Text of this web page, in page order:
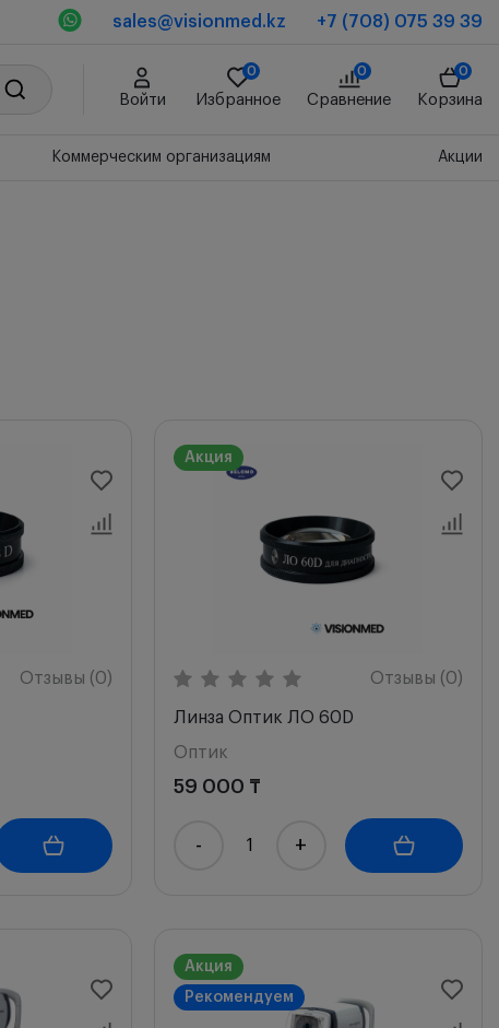
sales@visionmed.kz +7 (708) 075 39 39
Войти
0
Избранное
0
Сравнение
0
Корзина
Коммерческим организациям Акции
Отзывы (0)
Акция
Отзывы (0)
Линза Оптик ЛО 60D
Оптик
59 000 ₸
- +
Акция
Рекомендуем